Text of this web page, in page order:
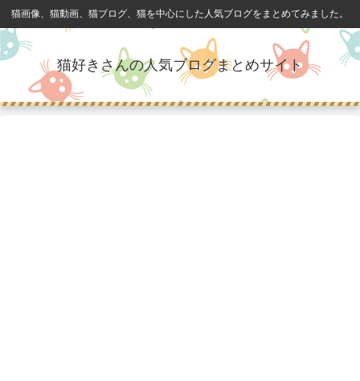
猫画像、猫動画、猫ブログ、猫を中心にした人気ブログをまとめてみました。
猫好きさんの人気ブログまとめサイト